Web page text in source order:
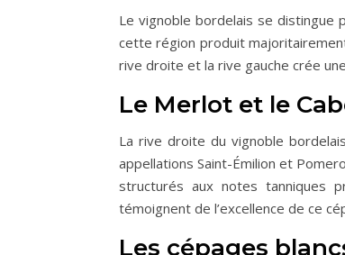
Le vignoble bordelais se distingue
cette région produit
rive droite et la rive gauche crée
Le Merlot et le
La rive droite du vignoble
appellations Saint-Émilion et
structurés aux notes tanniques
témoignent de l’excellence de ce
Les cépages